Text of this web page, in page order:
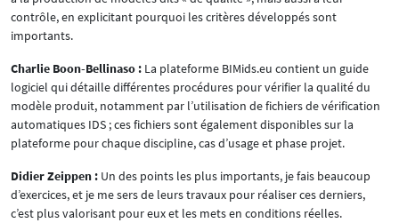
contrôle, en explicitant pourquoi les critères développés sont
importants.
Charlie Boon-Bellinaso : La plateforme BIMids.eu contient un guide
logiciel qui détaille différentes procédures pour vérifier la qualité du
modèle produit, notamment par l’utilisation de fichiers de vérification
automatiques IDS ; ces fichiers sont également disponibles sur la
plateforme pour chaque discipline, cas d’usage et phase projet.
Didier Zeippen : Un des points les plus importants, je fais beaucoup
d’exercices, et je me sers de leurs travaux pour réaliser ces derniers,
c’est plus valorisant pour eux et les mets en conditions réelles.